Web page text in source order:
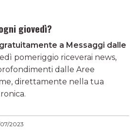
giovedì?
a Messaggi dalle
pomeriggio riceverai news,
dalle Aree
direttamente nella tua
2023